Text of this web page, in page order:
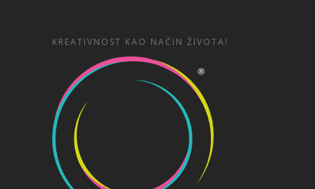
KREATIVNOST KAO NAČIN ŽIVOTA!